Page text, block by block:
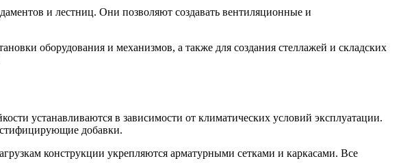
и лестниц. Они позволяют создавать вентиляционные и
оборудования и механизмов, а также для создания стеллажей и складских
устанавливаются в зависимости от климатических условий эксплуатации.
добавки.
конструкции укрепляются арматурными сетками и каркасами. Все